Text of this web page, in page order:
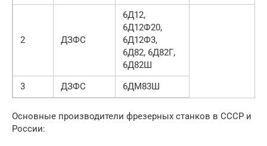
2 ДЗФС
6Д12,
6Д12Ф20,
6Д12Ф3,
6Д82, 6Д82Г,
6Д82Ш
3
ДЗФС 6ДМ83Ш
Основные производители фрезерных станков в СССР и
России: